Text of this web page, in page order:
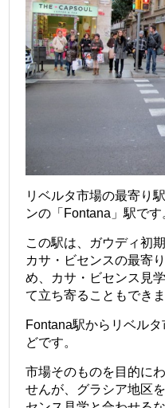
リベルタ市場の最寄り
ンの「Fontana」駅です
この駅は、ガウディ初
カサ・ビセンスの最寄
め、カサ・ビセンス見
て立ち寄ることもできま
Fontana駅からリベル
どです。
市場そのものを目的に
せんが、グラシア地区